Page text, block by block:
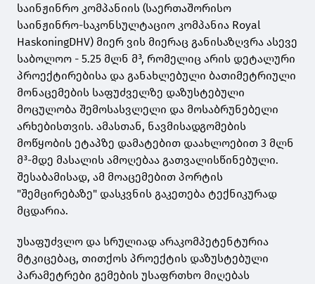
საინჟინრო კომპანიის (საერთაშორისო
საინჟინრო-საკონსულტაციო კომპანია Royal
HaskoningDHV) მიერ ვის მიერაც განისაზღვრა ასევე
საბოლოო - 5.25 მლნ მ³, რომელიც არის დეტალური
პროექტირებისა და განახლებული ბათიმეტრიული
მონაცემების საფუძველზე დაზუსტებული
მოცულობა შემოსასვლელი და მოსაბრუნებელი
არხებისთვის. ამასთან, ნავმისადგომების
მოწყობის ეტაპზე დამატებით დაახლოებით 3 მლნ
მ³-მდე მასალის ამოღებაა გათვალისწინებული.
შესაბამისად, ამ მოაცემებით პორტის
"შემცირებაზე" დასკვნის გაკეთება ტექნიკურად
მცდარია.
უსაფუძვლო და სრულიად არაკომპეტენტურია
მტკიცებაც, თითქოს პროექტის დაზუსტებული
პარამეტრები გემების უსაფრთხო მიღებას